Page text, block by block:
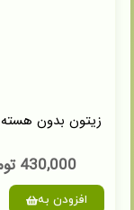
زیتون بدون هسته (۱
430,000
افزودن به